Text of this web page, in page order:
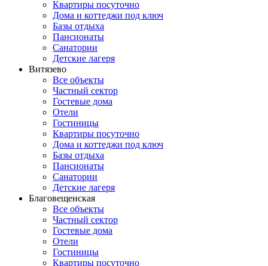
Квартиры посуточно
Дома и коттеджи под ключ
Базы отдыха
Пансионаты
Санатории
Детские лагеря
Витязево
Все объекты
Частный сектор
Гостевые дома
Отели
Гостиницы
Квартиры посуточно
Дома и коттеджи под ключ
Базы отдыха
Пансионаты
Санатории
Детские лагеря
Благовещенская
Все объекты
Частный сектор
Гостевые дома
Отели
Гостиницы
Квартиры посуточно